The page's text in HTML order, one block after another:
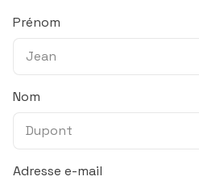
Prénom
Nom
Adresse e-mail